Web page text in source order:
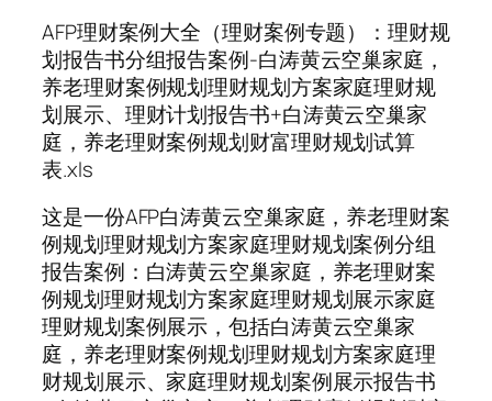
AFP理财案例大全（理财案例专题）：理财规
划报告书分组报告案例-白涛黄云空巢家庭，
养老理财案例规划理财规划方案家庭理财规
划展示、理财计划报告书+白涛黄云空巢家
庭，养老理财案例规划财富理财规划试算
表.xls
这是一份AFP白涛黄云空巢家庭，养老理财案
例规划理财规划方案家庭理财规划案例分组
报告案例：白涛黄云空巢家庭，养老理财案
例规划理财规划方案家庭理财规划展示家庭
理财规划案例展示，包括白涛黄云空巢家
庭，养老理财案例规划理财规划方案家庭理
财规划展示、家庭理财规划案例展示报告书